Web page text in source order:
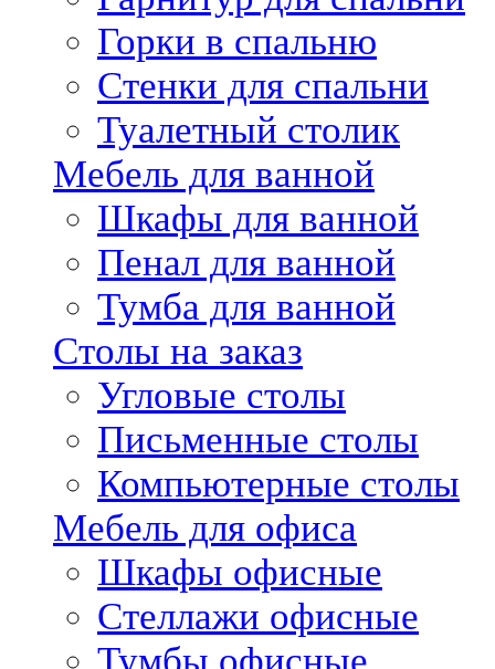
Горки в спальню
Стенки для спальни
Туалетный столик
Мебель для ванной
Шкафы для ванной
Пенал для ванной
Тумба для ванной
Столы на заказ
Угловые столы
Письменные столы
Компьютерные столы
Мебель для офиса
Шкафы офисные
Стеллажи офисные